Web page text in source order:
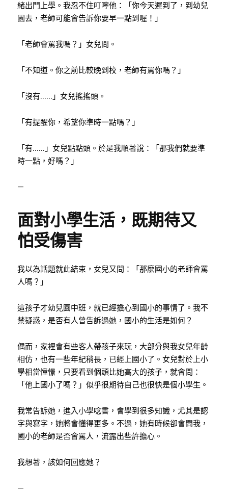
緒出門上學。我忍不住叮嚀他：「你今天遲到了，到幼兒
園去，老師可能會告訴你要早一點到喔！」
「老師會罵我嗎？」女兒問。
「不知道。你之前比較晚到校，老師有罵你嗎？」
「沒有……」女兒搖搖頭。
「有提醒你，希望你準時一點嗎？」
「有……」女兒點點頭。於是我順著說：「那我們就要準
時一點，好嗎？」
—
面對小學生活，既期待又
怕受傷害
我以為話題就此結束，女兒又問：「那麼國小的老師會罵
人嗎？」
這孩子才幼兒園中班，就已經擔心到國小的事情了。我不
禁疑惑，是否有人曾告訴過她，國小的生活是如何？
偶而，家裡會有些客人帶孩子來玩，大部分與我女兒年齡
相仿，也有一些年紀稍長，已經上國小了。女兒對於上小
學相當憧憬，只要看到個頭比她高大的孩子，就會問：
「他上國小了嗎？」似乎很期待自己也很快是個小學生。
我常告訴她，進入小學唸書，會學到很多知識，尤其是認
字與寫字，她將會懂得更多。不過，她有時候卻會問我，
國小的老師是否會罵人，流露出些許擔心。
我想著，該如何回應她？
—